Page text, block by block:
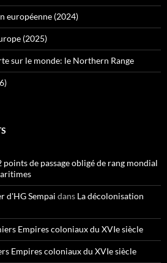
européenne (2024)
(2025)
sur le monde: le Northern Range
points de passage obligé de rang mondial
d'HG Sempai dans La décolonisation
Empires coloniaux du XVIe siècle
Empires coloniaux du XVIe siècle